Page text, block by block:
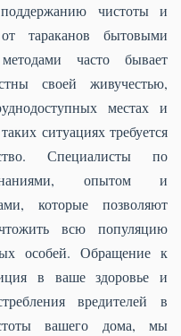
чистоты и
тараканов бытовыми
часто бывает
своей живучестью,
местах и
ситуациях требуется
Специалисты по
опытом и
которые позволяют
всю популяцию
особей. Обращение к
в ваше здоровье и
вредителей в
вашего дома, мы